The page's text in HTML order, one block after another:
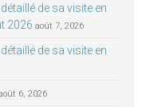
de sa visite en
2026 août 7, 2026
de sa visite en
6, 2026